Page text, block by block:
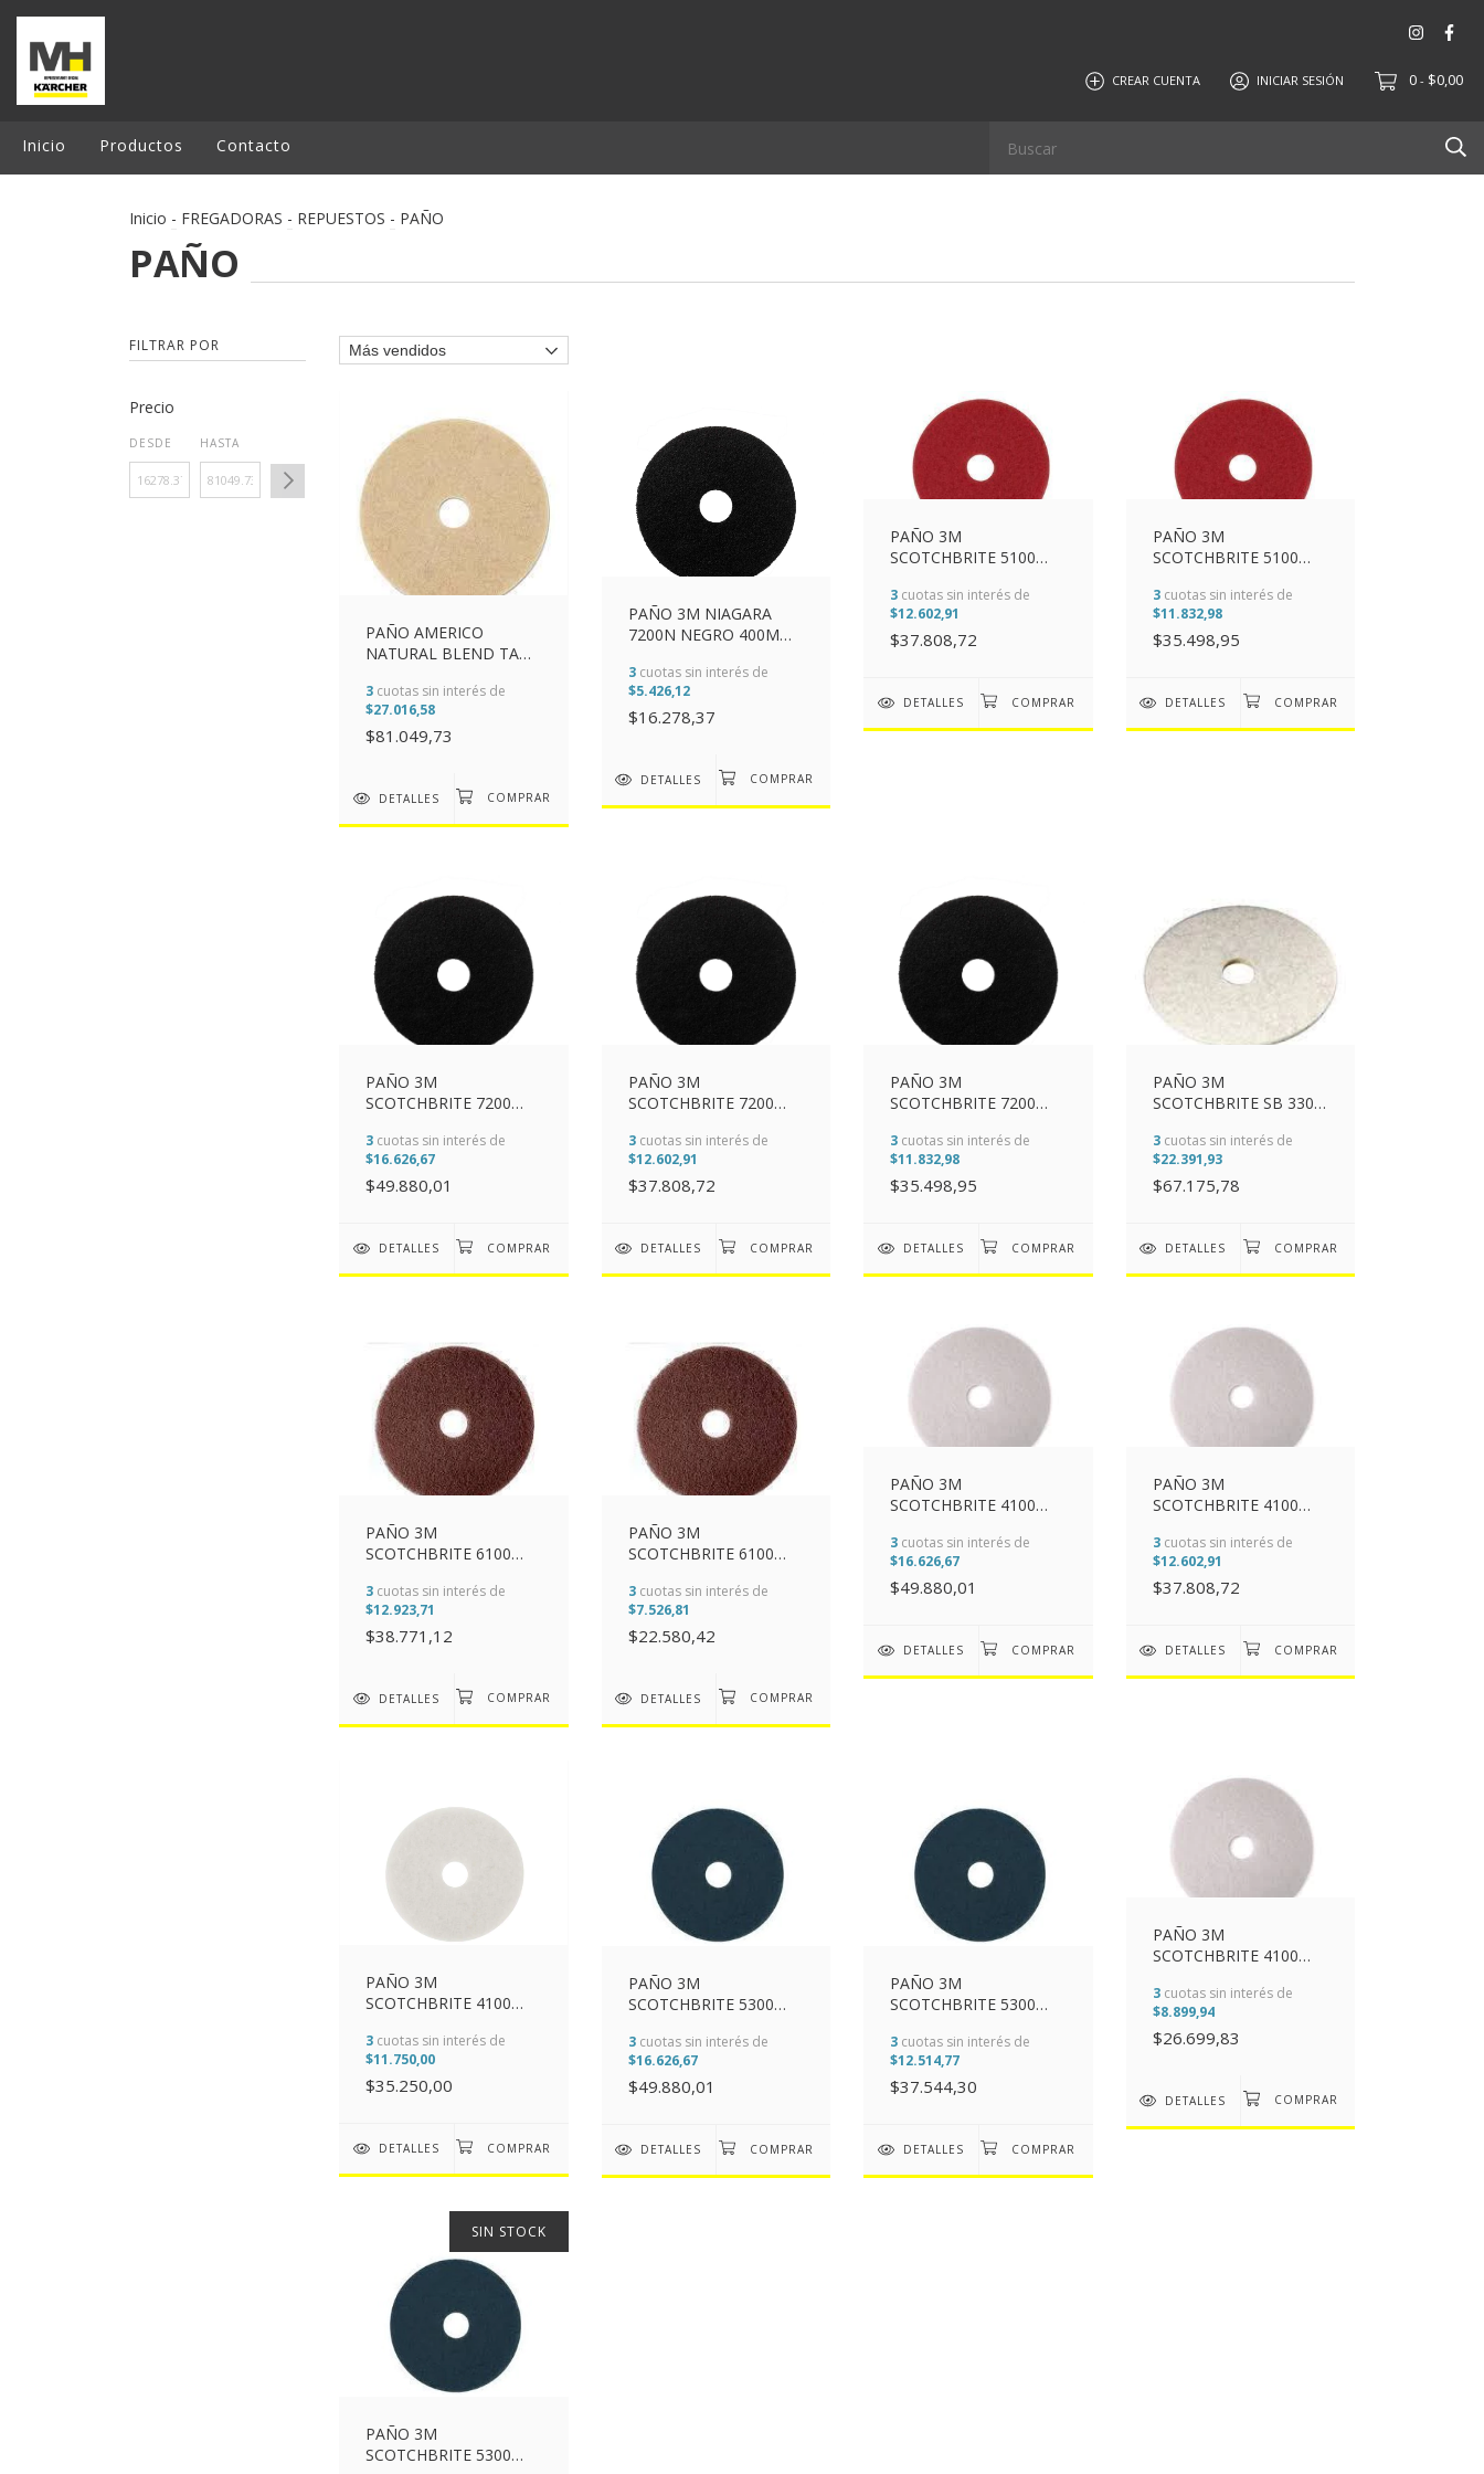
CREAR CUENTA INICIAR SESIÓN 0 - $0,00
Inicio Productos Contacto
Inicio - FREGADORAS - REPUESTOS - PAÑO
PAÑO
FILTRAR POR
Precio
DESDE HASTA
PAÑO AMERICO
NATURAL BLEND TAN
3 cuotas sin interés de
$27.016,58
$81.049,73
DETALLES
PAÑO 3M NIAGARA
7200N NEGRO 400MM
3cuotas sin interés de
$5.426,12
$16.278,37
DETALLES
PAÑO 3M
SCOTCHBRITE 5100
3 cuotas sin interés de
$12.602,91
$37.808,72
DETALLES
PAÑO 3M
SCOTCHBRITE 5100
3cuotas sin interés de
$11.832,98
$35.498,95
DETALLES
PAÑO 3M
SCOTCHBRITE 7200
3 cuotas sin interés de
$16.626,67
$49.880,01
DETALLES
PAÑO 3M
SCOTCHBRITE 7200
3cuotas sin interés de
$12.602,91
$37.808,72
DETALLES
PAÑO 3M
SCOTCHBRITE 7200
3 cuotas sin interés de
$11.832,98
$35.498,95
DETALLES
PAÑO 3M
SCOTCHBRITE SB 3300
WHITE 508MM (20")
3cuotas sin interés de
$22.391,93
$67.175,78
DETALLES
PAÑO 3M
SCOTCHBRITE 6100
3 cuotas sin interés de
$12.923,71
$38.771,12
DETALLES
PAÑO 3M
SCOTCHBRITE 6100
3cuotas sin interés de
$7.526,81
$22.580,42
DETALLES
PAÑO 3M
SCOTCHBRITE 4100
3 cuotas sin interés de
$16.626,67
$49.880,01
DETALLES
PAÑO 3M
SCOTCHBRITE 4100
3cuotas sin interés de
$12.602,91
$37.808,72
DETALLES
PAÑO 3M
SCOTCHBRITE 4100
3 cuotas sin interés de
$11.750,00
$35.250,00
DETALLES
PAÑO 3M
SCOTCHBRITE 5300
3cuotas sin interés de
$16.626,67
$49.880,01
DETALLES
PAÑO 3M
SCOTCHBRITE 5300
3 cuotas sin interés de
$12.514,77
$37.544,30
DETALLES
PAÑO 3M
SCOTCHBRITE 4100
3cuotas sin interés de
$8.899,94
$26.699,83
DETALLES
SIN STOCK
PAÑO 3M
SCOTCHBRITE 5300